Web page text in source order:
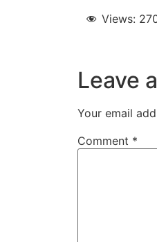
Views:
Leave
Your email
Comment *